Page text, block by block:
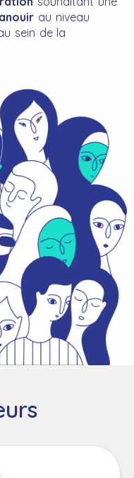
au niveau
sein de la